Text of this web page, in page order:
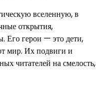
вселенную, в
открытия,
Его герои — это дети,
мир. Их подвиги и
читателей на смелость,